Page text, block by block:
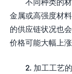
金属或高强度材
的供应链状况也
价格可能大幅上涨
2. 加工工艺